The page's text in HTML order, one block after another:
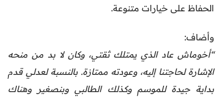
الحفاظ على خيارات متنوعة.
وأضاف:
“أخوماش عاد الذي يمتلك ثقتي، وكان لا بد من منحه
الإشارة لحاجتنا إليه، وعودته ممتازة. بالنسبة لعدلي قدم
بداية جيدة للموسم وكذلك الطالبي وبنصغير وهناك